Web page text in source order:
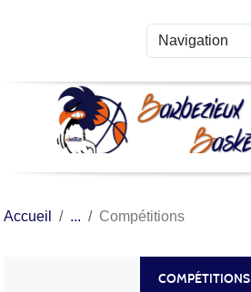
Accueil Compétitions
COMPÉTITIONS